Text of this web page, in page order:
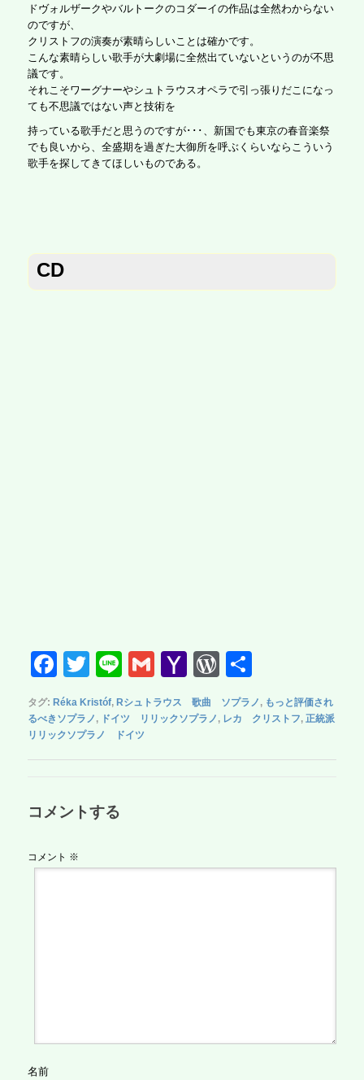
ドヴォルザークやバルトークのコダーイの作品は全然わからない
のですが、
クリストフの演奏が素晴らしいことは確かです。
こんな素晴らしい歌手が大劇場に全然出ていないというのが不思
議です。
それこそワーグナーやシュトラウスオペラで引っ張りだこになっ
ても不思議ではない声と技術を
持っている歌手だと思うのですが･･･、新国でも東京の春音楽祭
でも良いから、全盛期を過ぎた大御所を呼ぶくらいならこういう
歌手を探してきてほしいものである。
CD
F
a
c
e
b
o
k
T
wi
tt
er
Li
n
e
G
m
ail
Y
a
h
o
W
or
d
e
有
タグ: Réka Kristóf, Rシュトラウス 歌曲 ソプラノ , もっと評価され
るべきソプラノ , ドイツ リリックソプラノ , レカ クリストフ, 正統派
リリックソプラノ ドイツ
コメントする
コメント ※
名前